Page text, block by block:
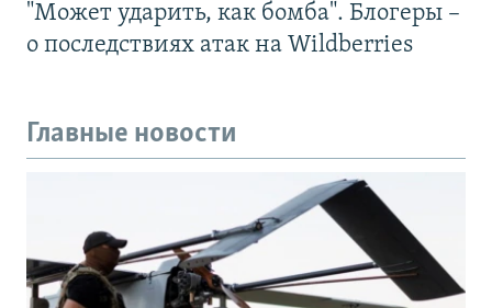
"Может ударить, как бомба". Блогеры –
о последствиях атак на Wildberries
Главные новости